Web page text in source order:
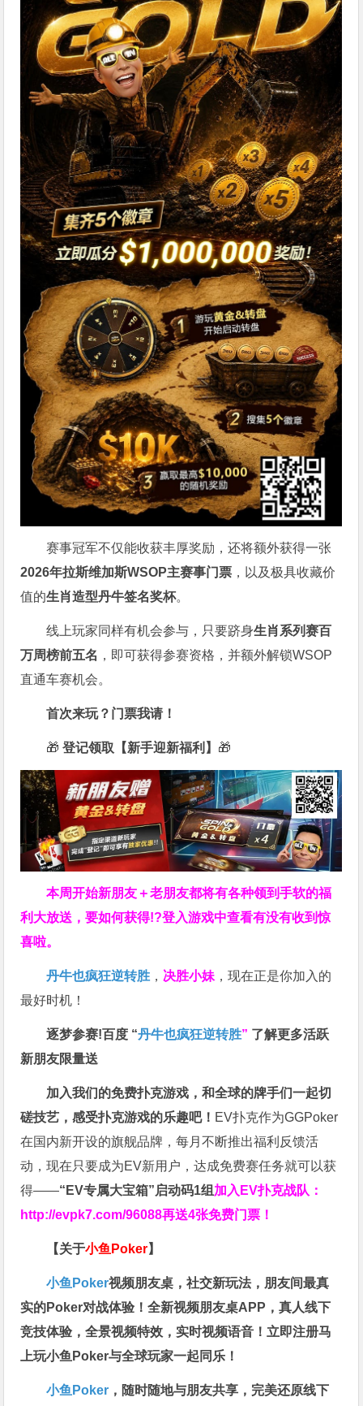
赛事冠军不仅能收获丰厚奖励，还将额外获得一张
2026年拉斯维加斯WSOP主赛事门票 ，以及极具收藏价
值的生肖造型丹牛签名奖杯。
线上玩家同样有机会参与，只要跻身生肖系列赛百
万周榜前五名 ，即可获得参赛资格，并额外解锁WSOP
直通车赛机会。
首次来玩？门票我请！
🎁 登记领取【新手迎新福利】 🎁
本周开始新朋友＋老朋友都将有各种领到手软的福
利大放送，要如何获得!?登入游戏中查看有没有收到惊
喜啦。
丹牛也疯狂逆转胜 ， 决胜小妹 ，现在正是你加入的
最好时机！
逐梦参赛!百度 “丹牛也疯狂逆转胜” 了解更多活跃
新朋友限量送
加入我们的免费扑克游戏，和全球的牌手们一起切
磋技艺，感受扑克游戏的乐趣吧！ EV扑克作为GGPoker
在国内新开设的旗舰品牌，每月不断推出福利反馈活
动，现在只要成为EV新用户，达成免费赛任务就可以获
得——“EV专属大宝箱”启动码1组 加入EV扑克战队：
http://evpk7.com/96088再送4张免费门票！
【关于小鱼Poker】
小鱼Poker视频朋友桌，社交新玩法，朋友间最真
实的Poker对战体验！全新视频朋友桌APP，真人线下
竞技体验，全景视频特效，实时视频语音！立即注册马
上玩小鱼Poker与全球玩家一起同乐！
小鱼Poker ，随时随地与朋友共享，完美还原线下